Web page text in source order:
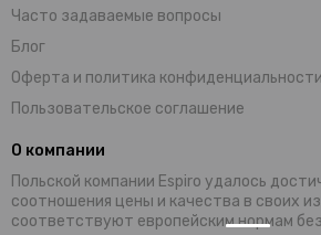
Часто задаваемые вопросы
Блог
Оферта и политика конфиденциальности
Пользовательское соглашение
О компании
Польской компании Espiro удалось
соотношения цены и качества в своих
соответствуют европейским нормам